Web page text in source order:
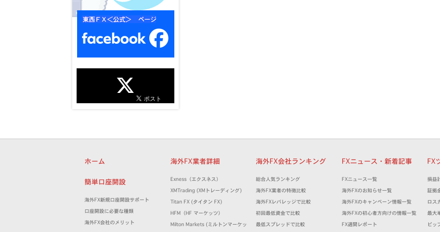
ホーム 海外FX業者詳細
Exness（エクスネス）
XMTrading (XMトレーディング)
Titan FX (タイタン FX)
HFM（HF マーケッツ）
Milton Markets (ミルトンマーケッ
海外FX会社ランキング
総合人気ランキング
海外FX業者の特徴比較
海外FXレバレッジで比較
初回最低資金で比較
最低スプレッドで比較
FXニュース・新着記事
FXニュース一覧
海外FXのお知らせ一覧
海外FXのキャンペーン情報一覧
海外FXの初心者方向けの情報一覧
FX週間レポート
FX
損益
証拠
ロス
最大
ピッ
簡単口座開設
海外FX新規口座開設サポート
口座開設に必要な種類
海外FX会社のメリット